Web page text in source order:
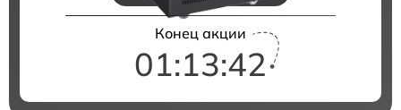
Конец акции
01:13:41